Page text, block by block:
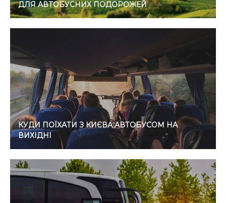
ДЛЯ АВТОБУСНИХ ПОДОРОЖЕЙ
КУДИ ПОЇХАТИ З КИЄВА АВТОБУСОМ НА
ВИХІДНІ